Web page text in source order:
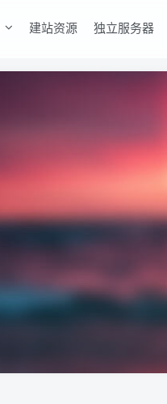
建站资源 独立服务器